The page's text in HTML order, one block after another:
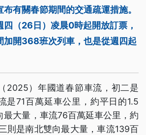
有關春節期間的交通疏運措施。
四（26日）凌晨0時起開放訂票，
加開368班次列車，也是從週四起
2025）年國道春節車流，初二是
是71百萬延車公里，約平日的1.5
最大量，車流76百萬延車公里，約
則是南北雙向最大量，車流139百